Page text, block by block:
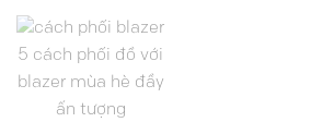
5 cách phối đồ với
blazer mùa hè đầy
ấn tượng